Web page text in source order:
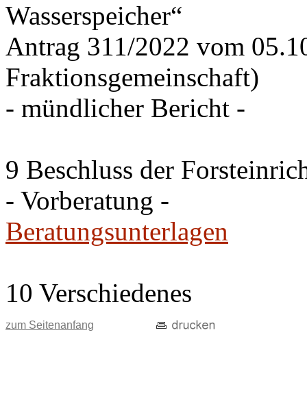
Wasserspeicher“
Antrag 311/2022 vom
Fraktionsgemeinschaft)
- mündlicher Bericht -
9 Beschluss der
- Vorberatung -
Beratungsunterlagen
10 Verschiedenes
zum Seitenanfang